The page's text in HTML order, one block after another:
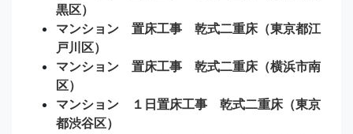
黒区）
マンション 置床工事 乾式二重床（東京都江
戸川区）
マンション 置床工事 乾式二重床（横浜市南
区）
マンション １日置床工事 乾式二重床（東京
都渋谷区）